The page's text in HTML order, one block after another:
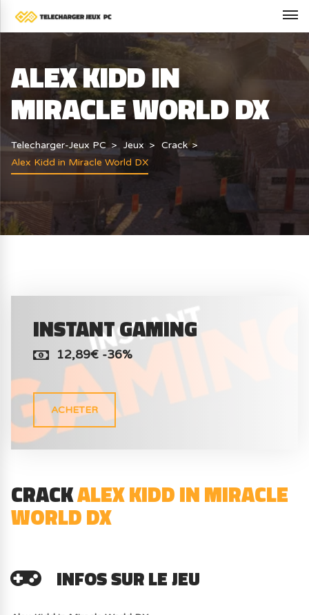
ALEX KIDD IN
MIRACLE WORLD DX
Telecharger-Jeux PC Jeux
Crack
Alex Kidd in Miracle World DX
INSTANT GAMING
12,89€ -36%
ACHETER
CRACKALEX KIDD IN MIRACLE
WORLD DX
INFOS SUR LE JEU